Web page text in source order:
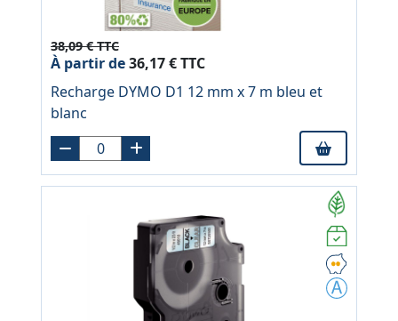
38,09 € TTC
À partir de36,17 € TTC
Recharge DYMO D1 12 mm x 7 m bleu et
blanc